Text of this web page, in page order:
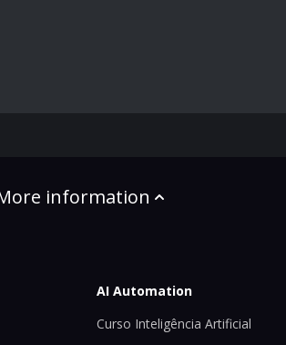
information
AI Automation
Curso Inteligência Artificial